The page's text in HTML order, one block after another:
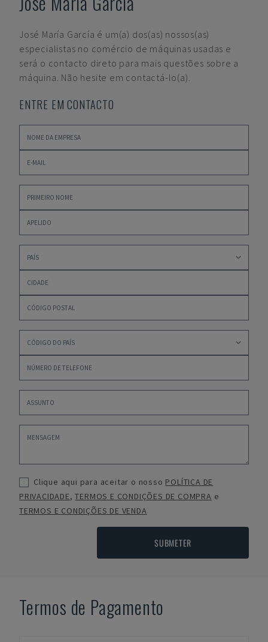
José María García é um(a) dos(as) nossos(as)
especialistas no comércio de máquinas usadas e
será o contacto direto para mais questões sobre a
máquina. Não hesite em contactá-lo(a).
ENTRE EM CONTACTO
Clique aqui para aceitar o nosso POLÍTICA DE
PRIVACIDADE,TERMOS E CONDIÇÕES DE COMPRA e
TERMOS E CONDIÇÕES DE VENDA
SUBMETER
Termos de Pagamento